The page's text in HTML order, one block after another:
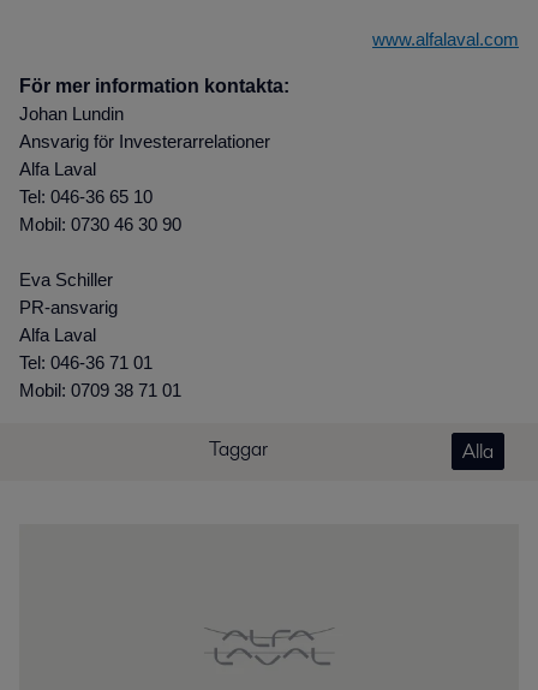
www.alfalaval.com
För mer information kontakta:
Johan Lundin
Ansvarig för Investerarrelationer
Alfa Laval
Tel: 046-36 65 10
Mobil: 0730 46 30 90
Eva Schiller
PR-ansvarig
Alfa Laval
Tel: 046-36 71 01
Mobil: 0709 38 71 01
Taggar Alla